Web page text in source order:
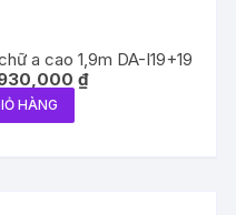
a cao 1,9m DA-I19+19
₫.
₫Giá
hiện
HÀNG